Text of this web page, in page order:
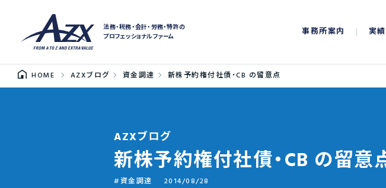
法務・税務・会計・労務・特許の
プロフェッショナルファーム
事務所案内 実績
HOME AZXブログ 資金調達 新株予約権付社債・CB の留意点
AZXブログ
新株予約権付社債・CB の留意
資金調達 2014/08/28